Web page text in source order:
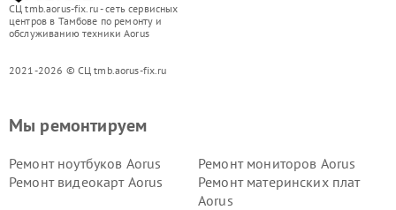
СЦ tmb.aorus-fix.ru - сеть сервисных
центров в Тамбове по ремонту и
обслуживанию техники Aorus
2021-2026 © СЦ tmb.aorus-fix.ru
Мы ремонтируем
Ремонт ноутбуков Aorus
Ремонт мониторов Aorus
Ремонт видеокарт Aorus
Ремонт материнских плат
Aorus